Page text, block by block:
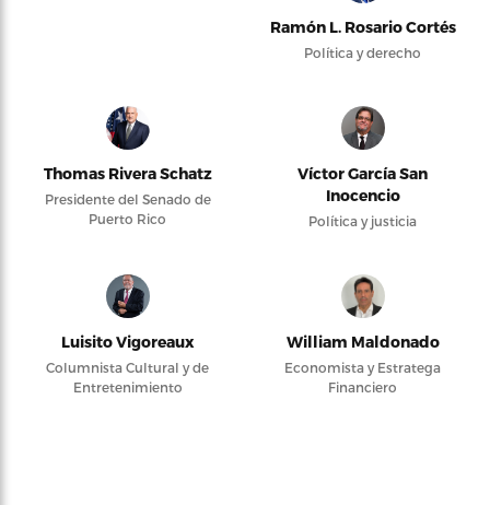
Ramón L. Rosario Cortés
Política y derecho
Thomas Rivera Schatz
Presidente del Senado de
Puerto Rico
Víctor García San
Inocencio
Política y justicia
Luisito Vigoreaux
Columnista Cultural y de
Entretenimiento
William Maldonado
Economista y Estratega
Financiero